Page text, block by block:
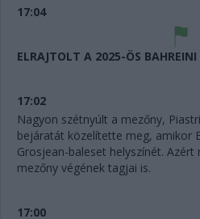
17:04
ELRAJTOLT A 2025-ÖS BAHREINI
17:02
Nagyon szétnyúlt a mezőny,
bejáratát közelítette meg, amikor
Grosjean-baleset helyszínét.
mezőny végének tagjai is.
17:00